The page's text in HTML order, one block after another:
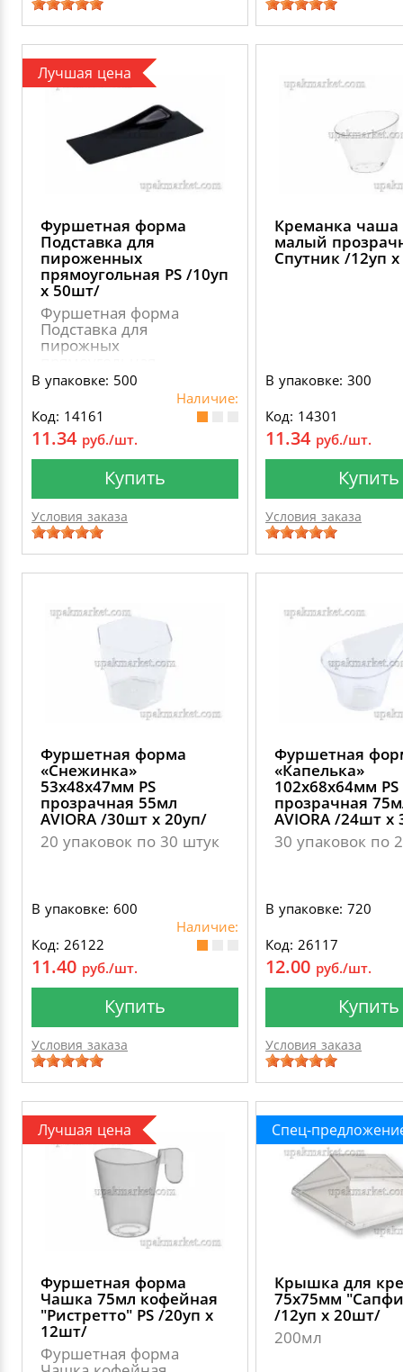
Лучшая цена
Фуршетная форма
Подставка для
пироженных
прямоугольная PS /10уп
х 50шт/
Фуршетная форма
Подставка для
пирожных
прямоугольная
В упаковке: 500
Наличие:
Код: 14161
11.34 руб./шт.
Купить
Условия заказа
Креманка чаша
малый
Спутник /12уп
В упаковке: 300
Код: 14301
11.34 руб./шт.
Купить
Условия заказа
Фуршетная форма
«Снежинка»
53х48х47мм PS
прозрачная 55мл
AVIORA /30шт х 20уп/
20 упаковок по 30 штук
В упаковке: 600
Наличие:
Код: 26122
11.40 руб./шт.
Купить
Условия заказа
Фуршетная
«Капелька»
102х68х64мм PS
прозрачная
AVIORA /24шт х
30 упаковок по
В упаковке: 720
Код: 26117
12.00 руб./шт.
Купить
Условия заказа
Лучшая цена
Фуршетная форма
Чашка 75мл кофейная
"Ристретто" PS /20уп х
12шт/
Фуршетная форма
Спец-
Крышка для
75х75мм
/12уп х 20шт/
200мл